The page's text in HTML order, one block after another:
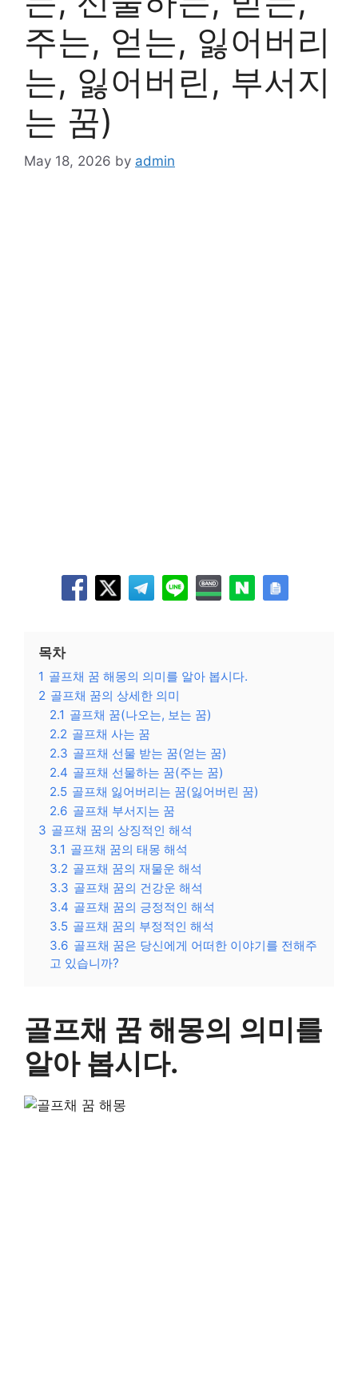
주는, 얻는, 잃어버리
는, 잃어버린, 부서지
는 꿈)
May 18, 2026 by admin
목차
1 골프채 꿈 해몽의 의미를 알아 봅시다.
2 골프채 꿈의 상세한 의미
2.1 골프채 꿈(나오는, 보는 꿈)
2.2 골프채 사는 꿈
2.3 골프채 선물 받는 꿈(얻는 꿈)
2.4 골프채 선물하는 꿈(주는 꿈)
2.5 골프채 잃어버리는 꿈(잃어버린 꿈)
2.6 골프채 부서지는 꿈
3 골프채 꿈의 상징적인 해석
3.1 골프채 꿈의 태몽 해석
3.2 골프채 꿈의 재물운 해석
3.3 골프채 꿈의 건강운 해석
3.4 골프채 꿈의 긍정적인 해석
3.5 골프채 꿈의 부정적인 해석
3.6 골프채 꿈은 당신에게 어떠한 이야기를 전해주
고 있습니까?
골프채 꿈 해몽의 의미를
알아 봅시다.